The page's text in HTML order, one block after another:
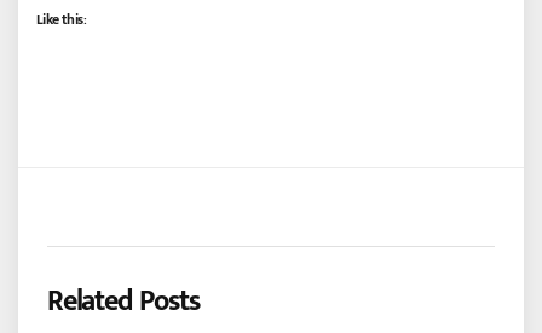
Like this:
Related Posts